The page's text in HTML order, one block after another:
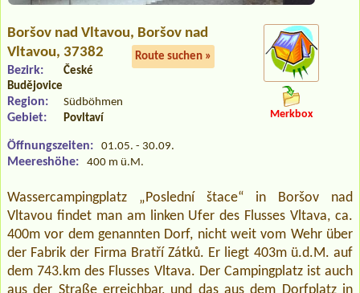
Boršov nad Vltavou, Boršov nad
Vltavou, 37382
Route suchen »
Bezirk:
České
Budějovice
Region: Südböhmen
Gebiet: Povltaví
Öffnungszeiten: 01.05. - 30.09.
Meereshöhe: 400 m ü.M.
Merkbox
Wassercampingplatz „Poslední štace“ in Boršov nad
Vltavou findet man am linken Ufer des Flusses Vltava, ca.
400m vor dem genannten Dorf, nicht weit vom Wehr über
der Fabrik der Firma Bratří Zátků. Er liegt 403m ü.d.M. auf
dem 743.km des Flusses Vltava. Der Campingplatz ist auch
aus der Straße erreichbar, und das aus dem Dorfplatz in